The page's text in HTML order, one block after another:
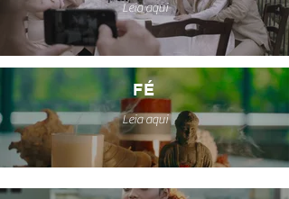
Leia aqui
FÉ
Leia aqui